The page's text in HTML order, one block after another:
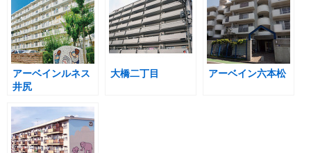
アーベインルネス
井尻
大橋二丁目 アーベイン六本松